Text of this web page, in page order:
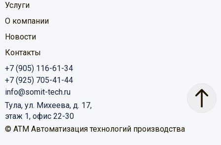
Услуги
О компании
Новости
Контакты
+7 (905) 116-61-34
+7 (925) 705-41-44
info@somit-tech.ru
Тула, ул. Михеева, д. 17,
этаж 1, офис 22-30
© ATM Автоматизация технологий производства